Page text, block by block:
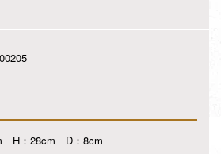
H：28cm D：8cm